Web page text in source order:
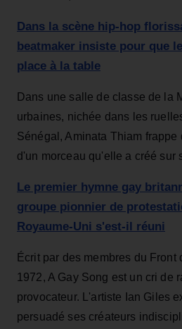
Dans la scène hip-hop
beatmaker insiste pour que
place à la table
Dans une salle de classe de la
urbaines, nichée dans les
Sénégal, Aminata Thiam frappe
d'un morceau qu'elle a créé sur
Le premier hymne gay
groupe pionnier de
Royaume-Uni s'est-il réuni
Écrit par des membres du Front
1972, A Gay Song est un cri de
provocateur. L'artiste Ian Giles
persuadé ses créateurs